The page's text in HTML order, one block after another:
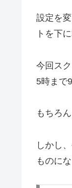
設定を
トを下
今回ス
5時まで
もちろ
しかし
ものに